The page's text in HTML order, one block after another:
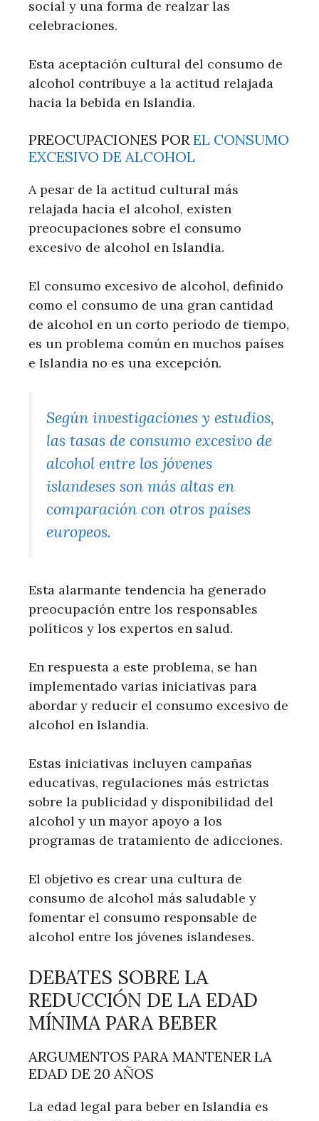
social y una forma de realzar las
celebraciones.
Esta aceptación cultural del consumo de
alcohol contribuye a la actitud relajada
hacia la bebida en Islandia.
PREOCUPACIONES POR EL CONSUMO
EXCESIVO DE ALCOHOL
A pesar de la actitud cultural más
relajada hacia el alcohol, existen
preocupaciones sobre el consumo
excesivo de alcohol en Islandia.
El consumo excesivo de alcohol, definido
como el consumo de una gran cantidad
de alcohol en un corto período de tiempo,
es un problema común en muchos países
e Islandia no es una excepción.
Según investigaciones y estudios,
las tasas de consumo excesivo de
alcohol entre los jóvenes
islandeses son más altas en
comparación con otros países
europeos.
Esta alarmante tendencia ha generado
preocupación entre los responsables
políticos y los expertos en salud.
En respuesta a este problema, se han
implementado varias iniciativas para
abordar y reducir el consumo excesivo de
alcohol en Islandia.
Estas iniciativas incluyen campañas
educativas, regulaciones más estrictas
sobre la publicidad y disponibilidad del
alcohol y un mayor apoyo a los
programas de tratamiento de adicciones.
El objetivo es crear una cultura de
consumo de alcohol más saludable y
fomentar el consumo responsable de
alcohol entre los jóvenes islandeses.
DEBATES SOBRE LA
REDUCCIÓN DE LA EDAD
MÍNIMA PARA BEBER
ARGUMENTOS PARA MANTENER LA
EDAD DE 20 AÑOS
La edad legal para beber en Islandia es